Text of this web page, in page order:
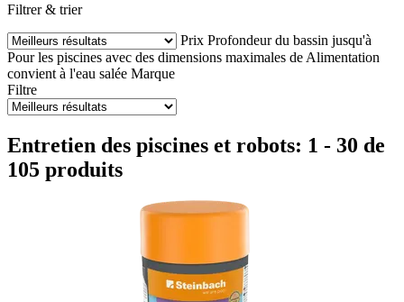
Filtrer & trier
Prix Profondeur du bassin jusqu'à
Pour les piscines avec des dimensions maximales de Alimentation
convient à l'eau salée Marque
Filtre
Entretien des piscines et robots: 1 - 30 de
105 produits